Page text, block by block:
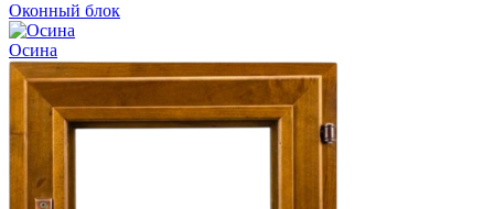
Оконный блок
Осина